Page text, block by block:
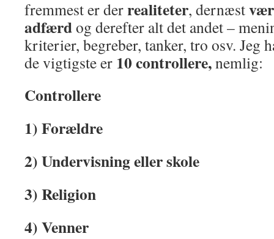
fremmest er derrealiteter, dernæst
adfærdog derefter alt det andet –
kriterier, begreber, tanker, tro osv. Jeg
de vigtigste er 10 controllere,nemlig:
Controllere
1) Forældre
2) Undervisning eller skole
3) Religion
4) Venner